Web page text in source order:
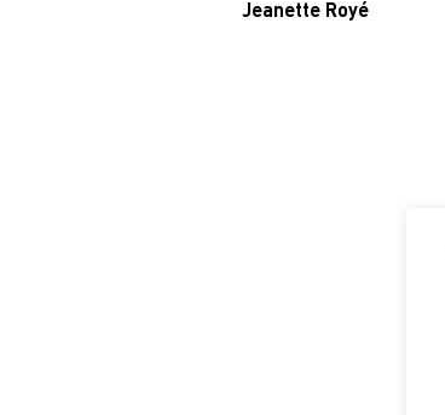
Jeanette Royé